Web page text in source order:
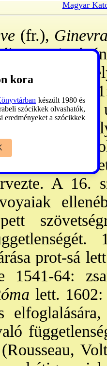
Magyar
(fr.),
DNy-i
kanton
Kr. e.
alá. Kr.
birod-hoz
~ hűbérura
A 16.
prot-sá
1541-64:
lett.
kora
készült 1980 és
szócikkek olvashatók,
eredményeket a szócikkek